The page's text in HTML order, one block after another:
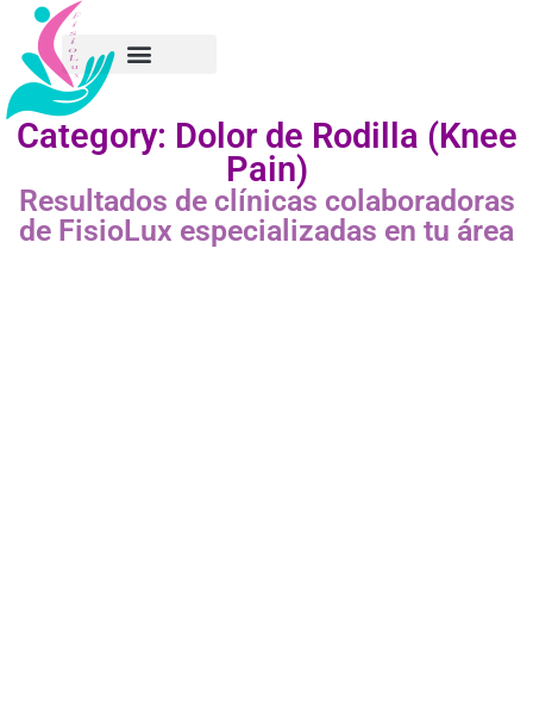
Category: Dolor de Rodilla (Knee
Pain)
Resultados de clínicas colaboradoras
de FisioLux especializadas en tu área